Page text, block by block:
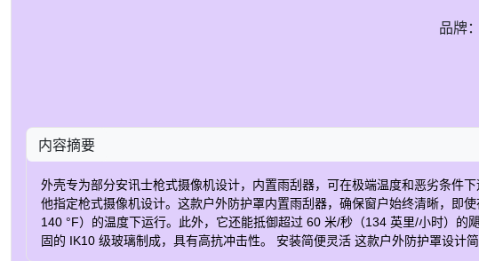
品牌
内容摘要
外壳专为部分安讯士枪式摄像机设计，内置雨刮器，可在极端温度和恶劣条件
他指定枪式摄像机设计。这款户外防护罩内置雨刮器，确保窗户始终清晰，即
140 °F）的温度下运行。此外，它还能抵御超过 60 米/秒（134 英里/小时）
固的 IK10 级玻璃制成，具有高抗冲击性。 安装简便灵活 这款户外防护罩设